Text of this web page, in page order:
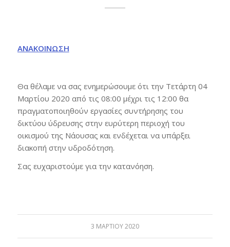
ΑΝΑΚΟΙΝΩΣΗ
Θα θέλαμε να σας ενημερώσουμε ότι την Τετάρτη 04
Μαρτίου 2020 από τις 08:00 μέχρι τις 12:00 θα
πραγματοποιηθούν εργασίες συντήρησης του
δικτύου ύδρευσης στην ευρύτερη περιοχή του
οικισμού της Νάουσας και ενδέχεται να υπάρξει
διακοπή στην υδροδότηση.
Σας ευχαριστούμε για την κατανόηση.
3 ΜΑΡΤΊΟΥ 2020